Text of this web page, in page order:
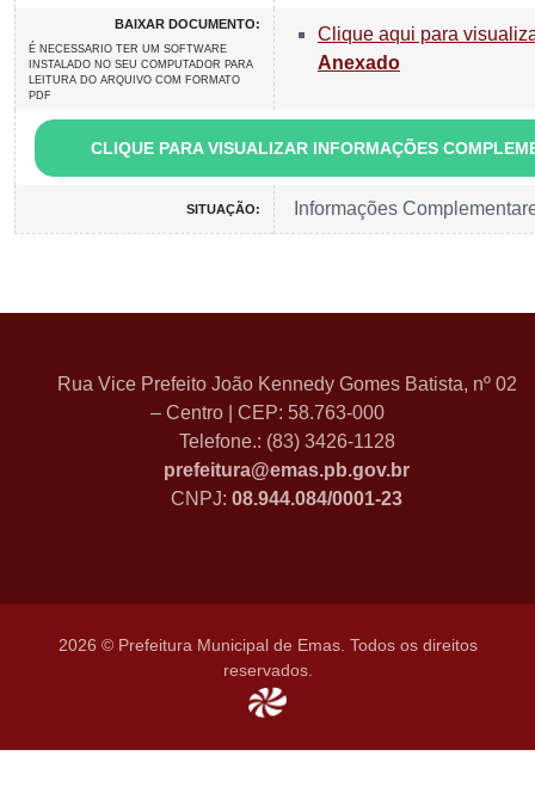
BAIXAR DOCUMENTO:
É NECESSARIO TER UM SOFTWARE
INSTALADO NO SEU COMPUTADOR PARA
LEITURA DO ARQUIVO COM FORMATO
PDF
Clique aqui para
Anexado
CLIQUE PARA VISUALIZAR INFORMAÇÕES
SITUAÇÃO: Informações
Rua Vice Prefeito João Kennedy Gomes Batista, nº 02
– Centro | CEP: 58.763-000
Telefone.: (83) 3426-1128
prefeitura@emas.pb.gov.br
CNPJ: 08.944.084/0001-23
2026 © Prefeitura Municipal de Emas. Todos os direitos
reservados.